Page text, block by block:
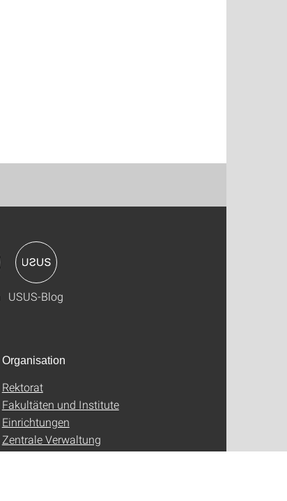
USUS-Blog
Organisation
Rektorat
Fakultäten und Institute
Einrichtungen
Zentrale Verwaltung